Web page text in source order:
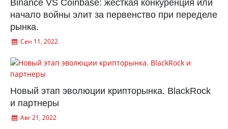
Binance VS Coinbase: жесткая конкуренция или
начало войны элит за первенство при переделе
рынка.
Сен 11, 2022
Новый этап эволюции крипторынка. BlackRock
и партнеры
Авг 21, 2022